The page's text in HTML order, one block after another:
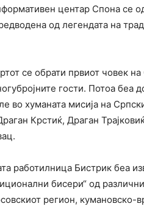
центар Спона се
од легендата на
се обрати првиот човек
гости. Потоа беа
во хуманата мисија на
Крстиќ, Драган
работилница Бистрик беа
бисери“ од
регион, кумановско-